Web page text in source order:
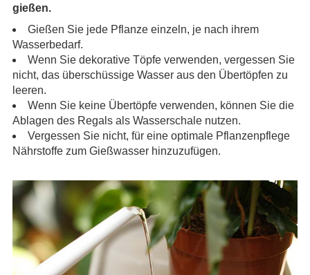
gießen.
Gießen Sie jede Pflanze einzeln, je nach ihrem
Wasserbedarf.
Wenn Sie dekorative Töpfe verwenden, vergessen Sie
nicht, das überschüssige Wasser aus den Übertöpfen zu
leeren.
Wenn Sie keine Übertöpfe verwenden, können Sie die
Ablagen des Regals als Wasserschale nutzen.
Vergessen Sie nicht, für eine optimale Pflanzenpflege
Nährstoffe zum Gießwasser hinzuzufügen.